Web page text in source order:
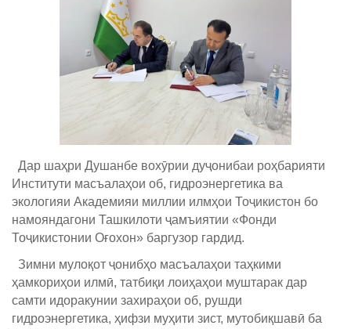
Дар шаҳри Душанбе вохӯрии дуҷонибаи роҳбарияти
Институти масъалаҳои об, гидроэнергетика ва
экологияи Академияи миллии илмҳои Тоҷикистон бо
намояндагони Ташкилоти ҷамъиятии «Фонди
Тоҷикистонии Оғохон» баргузор гардид.
Зимни мулоқот ҷонибҳо масъалаҳои таҳкими
ҳамкориҳои илмӣ, татбиқи лоиҳаҳои муштарак дар
самти идоракунии захираҳои об, рушди
гидроэнергетика, ҳифзи муҳити зист, мутобиқшавӣ ба